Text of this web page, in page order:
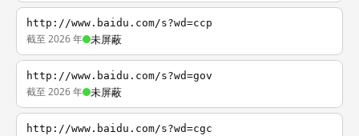
http://www.baidu.com/s?wd=ccp
截至 2026 年 未屏蔽
http://www.baidu.com/s?wd=gov
截至 2026 年 未屏蔽
http://www.baidu.com/s?wd=cgc